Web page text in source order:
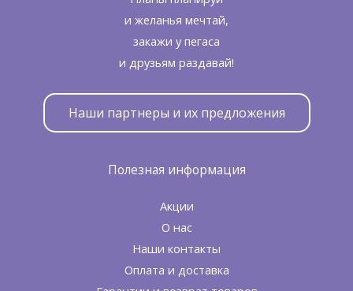
и желанья мечтай,
закажи у пегаса
и друзьям раздавай!
Наши партнеры и их предложения
Полезная информация
Акции
О нас
Наши контакты
Оплата и доставка